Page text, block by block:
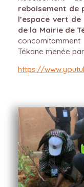
reboisement de
l’espace vert
de la Mairie de
Tékane menée
https://